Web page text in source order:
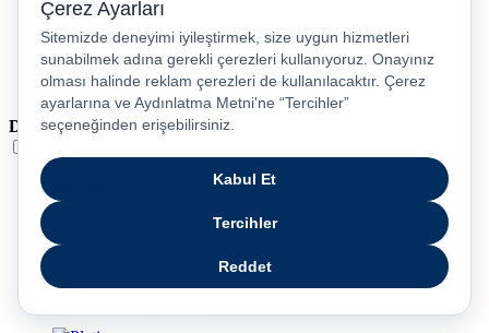
PS5 / Playstation 5
PS4 / Playstation 4
Nintendo Switch
Xbox Series S
Xbox Series X
Dil
عربى